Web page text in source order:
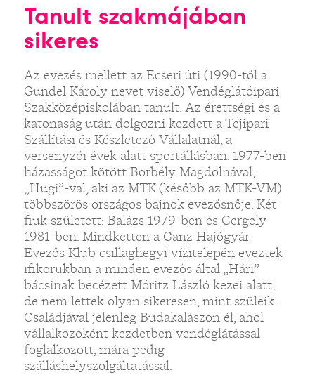
Tanult szakmájában
sikeres
Az evezés mellett az Ecseri úti (1990-től a
Gundel Károly nevet viselő) Vendéglátóipari
Szakközépiskolában tanult. Az érettségi és a
katonaság után dolgozni kezdett a Tejipari
Szállítási és Készletező Vállalatnál, a
versenyzői évek alatt sportállásban. 1977-ben
házasságot kötött Borbély Magdolnával,
„Hugi”-val, aki az MTK (később az MTK-VM)
többszörös országos bajnok evezősnője. Két
fiuk született: Balázs 1979-ben és Gergely
1981-ben. Mindketten a Ganz Hajógyár
Evezős Klub csillaghegyi vízitelepén eveztek
ifikorukban a minden evezős által „Hári”
bácsinak becézett Móritz László kezei alatt,
de nem lettek olyan sikeresen, mint szüleik.
Családjával jelenleg Budakalászon él, ahol
vállalkozóként kezdetben vendéglátással
foglalkozott, mára pedig
szálláshelyszolgáltatással.